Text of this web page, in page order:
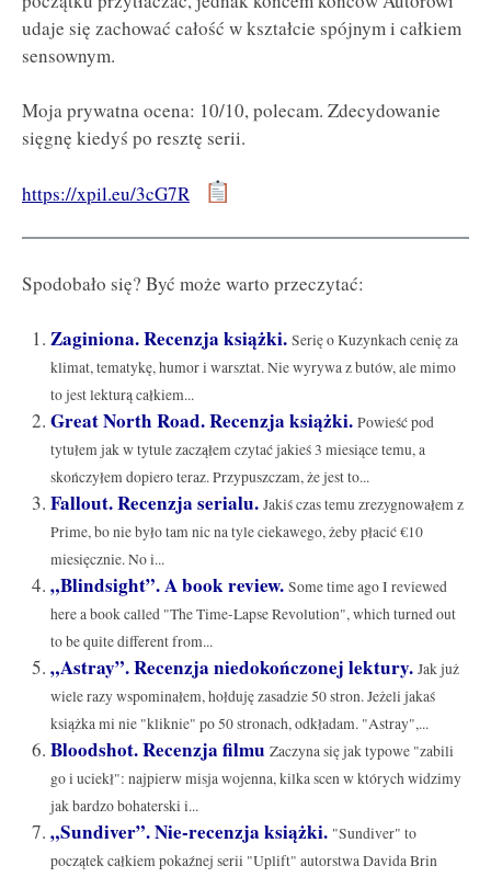
udaje się zachować całość w kształcie spójnym i całkiem
sensownym.
Moja prywatna ocena: 10/10, polecam. Zdecydowanie
sięgnę kiedyś po resztę serii.
https://xpil.eu/3cG7R
Spodobało się? Być może warto przeczytać:
Zaginiona. Recenzja książki. Serię o Kuzynkach cenię za
klimat, tematykę, humor i warsztat. Nie wyrywa z butów, ale mimo
to jest lekturą całkiem...
Great North Road. Recenzja książki. Powieść pod
tytułem jak w tytule zacząłem czytać jakieś 3 miesiące temu, a
skończyłem dopiero teraz. Przypuszczam, że jest to...
Fallout. Recenzja serialu. Jakiś czas temu zrezygnowałem z
Prime, bo nie było tam nic na tyle ciekawego, żeby płacić €10
miesięcznie. No i...
„Blindsight”. A book review. Some time ago I reviewed
here a book called "The Time-Lapse Revolution", which turned out
to be quite different from...
„Astray”. Recenzja niedokończonej lektury. Jak już
wiele razy wspominałem, hołduję zasadzie 50 stron. Jeżeli jakaś
książka mi nie "kliknie" po 50 stronach, odkładam. "Astray",...
Bloodshot. Recenzja filmu Zaczyna się jak typowe "zabili
go i uciekł": najpierw misja wojenna, kilka scen w których widzimy
jak bardzo bohaterski i...
„Sundiver”. Nie-recenzja książki. "Sundiver" to
początek całkiem pokaźnej serii "Uplift" autorstwa Davida Brin